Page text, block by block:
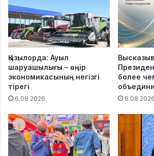
Қызылорда: Ауыл
шаруашылығы – өңір
экономикасының негізгі
тірегі
6.08.2026
более
6.08.2026